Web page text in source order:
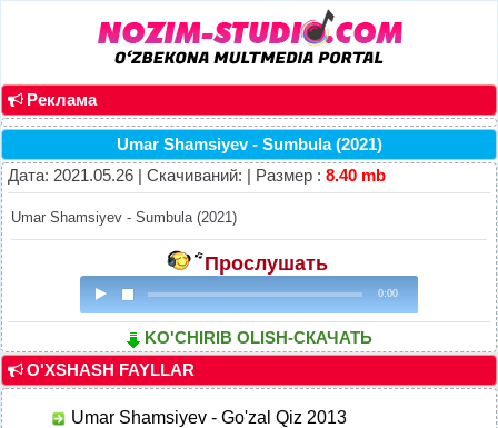
Реклама
Umar Shamsiyev - Sumbula (2021)
Дата: 2021.05.26 | Скачиваний: | Размер : 8.40 mb
Umar Shamsiyev - Sumbula (2021)
Прослушать
0:00
KO'CHIRIB OLISH-СКАЧАТЬ
O'XSHASH FAYLLAR
Umar Shamsiyev - Go'zal Qiz 2013